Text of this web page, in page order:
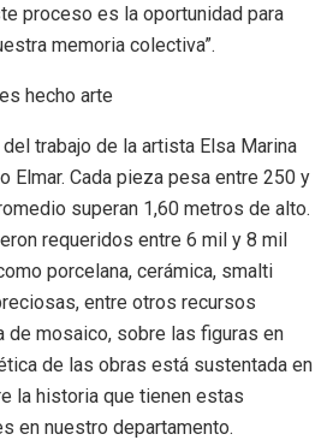
proceso es la oportunidad para
memoria colectiva”.
hecho arte
trabajo de la artista Elsa Marina
Elmar. Cada pieza pesa entre 250 y
superan 1,60 metros de alto.
requeridos entre 6 mil y 8 mil
porcelana, cerámica, smalti
entre otros recursos
de mosaico, sobre las figuras en
de las obras está sustentada en
la historia que tienen estas
en nuestro departamento.